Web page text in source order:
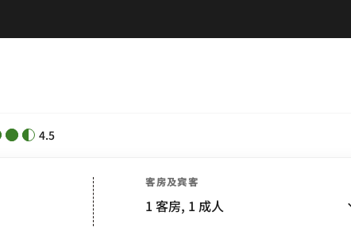
4.5
客房及宾客
1 客房, 1 成人
酒店视图